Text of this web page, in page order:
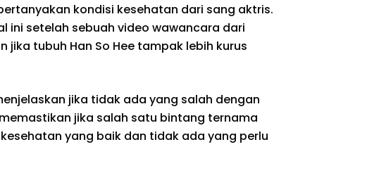
kondisi kesehatan dari sang aktris.
ini setelah sebuah video wawancara dari
jika tubuh Han So Hee tampak lebih kurus
jika tidak ada yang salah dengan
jika salah satu bintang ternama
yang baik dan tidak ada yang perlu